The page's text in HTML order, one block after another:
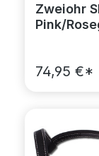
Zweiohr
Pink/
74,95 €*